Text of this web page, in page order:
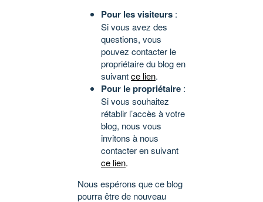
Pour les visiteurs :
Si vous avez des
questions, vous
pouvez contacter le
propriétaire du blog en
suivantce lien.
Pour le propriétaire :
Si vous souhaitez
rétablir l’accès à votre
blog, nous vous
invitons à nous
contacter en suivant
ce lien.
Nous espérons que ce blog
pourra être de nouveau